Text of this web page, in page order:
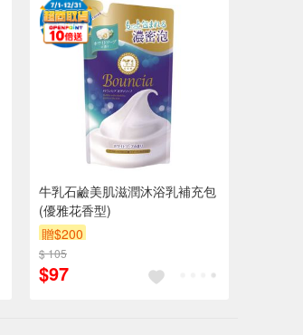
牛乳石鹼美肌滋潤沐浴乳補充包
(優雅花香型)
贈$200
$ 105
$97